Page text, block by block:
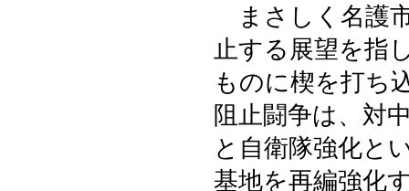
まさしく名護
止する展望を指
ものに楔を打ち
阻止闘争は、対
と自衛隊強化と
基地を再編強化